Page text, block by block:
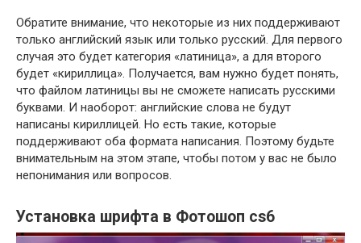
Обратите внимание, что некоторые из них поддерживают
только английский язык или только русский. Для первого
случая это будет категория «латиница», а для второго
будет «кириллица». Получается, вам нужно будет понять,
что файлом латиницы вы не сможете написать русскими
буквами. И наоборот: английские слова не будут
написаны кириллицей. Но есть такие, которые
поддерживают оба формата написания. Поэтому будьте
внимательным на этом этапе, чтобы потом у вас не было
непонимания или вопросов.
Установка шрифта в Фотошоп cs6